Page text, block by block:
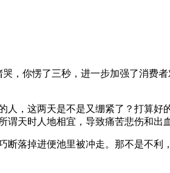
你愣了三秒，进一步加强了消费
这两天是不是又绷紧了？打算好
谓天时人地相宜，导致痛苦悲伤和出血
掉进便池里被冲走。那不是不利